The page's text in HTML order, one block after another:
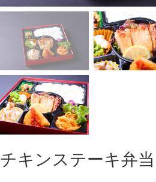
チキンステーキ弁当